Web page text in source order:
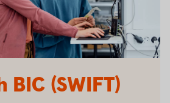
BIC (SWIFT)